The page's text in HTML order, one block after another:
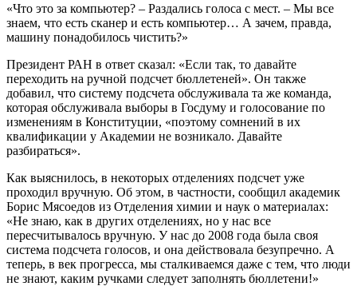
«Что это за компьютер? – Раздались голоса с мест. – Мы все
знаем, что есть сканер и есть компьютер… А зачем, правда,
машину понадобилось чистить?»
Президент РАН в ответ сказал: «Если так, то давайте
переходить на ручной подсчет бюллетеней». Он также
добавил, что систему подсчета обслуживала та же команда,
которая обслуживала выборы в Госдуму и голосование по
изменениям в Конституции, «поэтому сомнений в их
квалификации у Академии не возникало. Давайте
разбираться».
Как выяснилось, в некоторых отделениях подсчет уже
проходил вручную. Об этом, в частности, сообщил академик
Борис Мясоедов из Отделения химии и наук о материалах:
«Не знаю, как в других отделениях, но у нас все
пересчитывалось вручную. У нас до 2008 года была своя
система подсчета голосов, и она действовала безупречно. А
теперь, в век прогресса, мы сталкиваемся даже с тем, что люди
не знают, каким ручками следует заполнять бюллетени!»